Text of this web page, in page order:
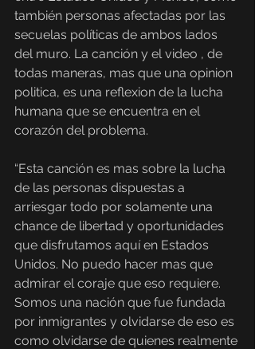
también personas afectadas por las
secuelas políticas de ambos lados
del muro. La canción y el video , de
todas maneras, mas que una opinion
politica, es una reflexion de la lucha
humana que se encuentra en el
corazón del problema.
“Esta canción es mas sobre la lucha
de las personas dispuestas a
arriesgar todo por solamente una
chance de libertad y oportunidades
que disfrutamos aquí en Estados
Unidos. No puedo hacer mas que
admirar el coraje que eso requiere.
Somos una nación que fue fundada
por inmigrantes y olvidarse de eso es
como olvidarse de quienes realmente